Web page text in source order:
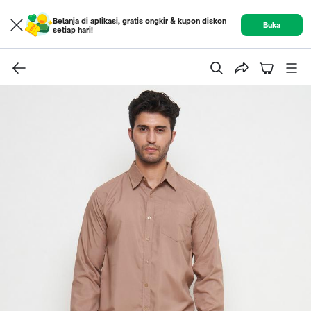
Belanja di aplikasi, gratis ongkir & kupon diskon
setiap hari!
Buka